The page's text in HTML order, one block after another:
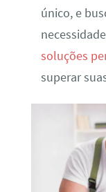
único, e
soluções
superar